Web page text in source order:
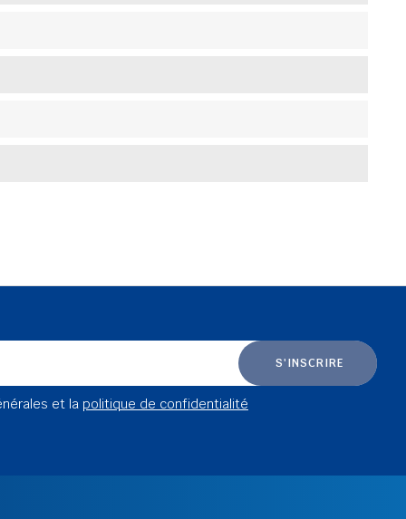
S'INSCRIRE
et la politique de confidentialité